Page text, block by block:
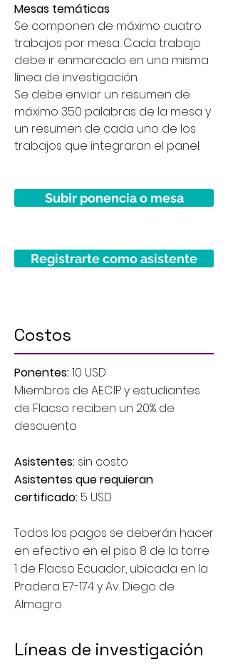
Mesas temáticas
Se componen de máximo cuatro
trabajos por mesa. Cada trabajo
debe ir enmarcado en una misma
línea de investigación.
Se debe enviar un resumen de
máximo 350 palabras de la mesa y
un resumen de cada uno de los
trabajos que integraran el panel.
Subir ponencia o mesa
Registrarte como asistente
Costos
Ponentes:10 USD
Miembros de AECIP y estudiantes
de Flacso reciben un 20% de
descuento
Asistentes: sin costo
Asistentes que requieran
certificado: 5 USD
Todos los pagos se deberán hacer
en efectivo en el piso 8 de la torre
1 de Flacso Ecuador, ubicada en la
Pradera E7-174 y Av. Diego de
Almagro
Líneas de investigaci​ón